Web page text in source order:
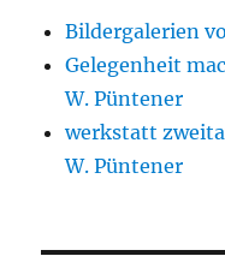
Bildergalerien
Gelegenheit
W. Püntener
werkstatt
W. Püntener